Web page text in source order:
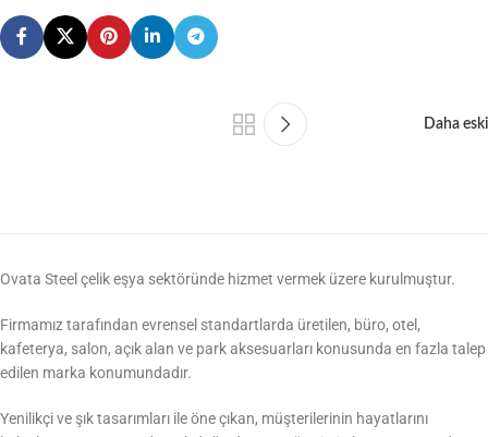
Daha eski
Ovata Steel çelik eşya sektöründe hizmet vermek üzere kurulmuştur.
Firmamız tarafından evrensel standartlarda üretilen, büro, otel,
kafeterya, salon, açık alan ve park aksesuarları konusunda en fazla talep
edilen marka konumundadır.
Yenilikçi ve şık tasarımları ile öne çıkan, müşterilerinin hayatlarını